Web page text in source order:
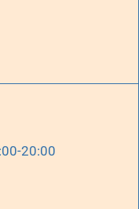
20:00